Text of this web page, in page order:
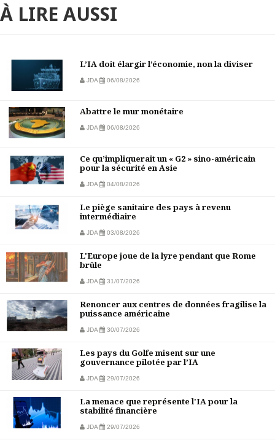
À LIRE AUSSI
L’IA doit élargir l’économie, non la diviser
JDA 06/08/2026
Abattre le mur monétaire
JDA 06/08/2026
Ce qu’impliquerait un « G2 » sino-américain
pour la sécurité en Asie
JDA 04/08/2026
Le piège sanitaire des pays à revenu
intermédiaire
JDA 03/08/2026
L'Europe joue de la lyre pendant que Rome
brûle
JDA 31/07/2026
Renoncer aux centres de données fragilise la
puissance américaine
JDA 30/07/2026
Les pays du Golfe misent sur une
gouvernance pilotée par l’IA
JDA 29/07/2026
La menace que représente l'IA pour la
stabilité financière
JDA 29/07/2026